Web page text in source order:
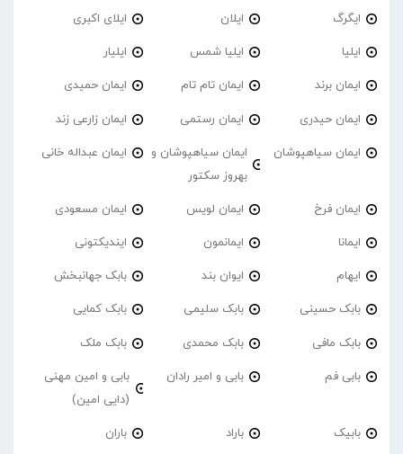
ایگرگ ایلان ایلای اکبری
ایلیا ایلیا شمس ایلیار
ایمان برند ایمان تام تام ایمان حمیدی
ایمان حیدری ایمان رستمی ایمان زارعی زند
ایمان سیاهپوشان
ایمان سیاهپوشان و
بهروز سکتور
ایمان عبداله خانی
ایمان فرخ ایمان لویس ایمان مسعودی
ایمانا ایمانمون ایندیکتونی
ایهام ایوان بند بابک جهانبخش
بابک حسینی بابک سلیمی بابک کمایی
بابک مافی بابک محمدی بابک ملک
بابی فم بابی و امیر رادان
بابی و امین مهنی
(دایی امین)
بابیک باراد باران